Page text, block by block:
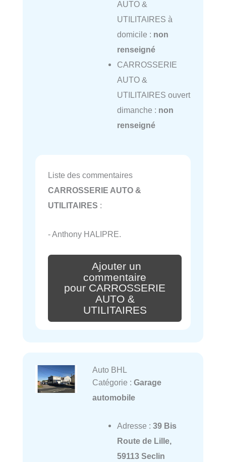
AUTO &
UTILITAIRES à
domicile : non
renseigné
CARROSSERIE
AUTO &
UTILITAIRES ouvert
dimanche : non
renseigné
Liste des commentaires
CARROSSERIE AUTO &
UTILITAIRES :
- Anthony HALIPRE.
Ajouter un
commentaire
pour CARROSSERIE
AUTO &
UTILITAIRES
Auto BHL
Catégorie : Garage
automobile
Adresse : 39 Bis
Route de Lille,
59113 Seclin